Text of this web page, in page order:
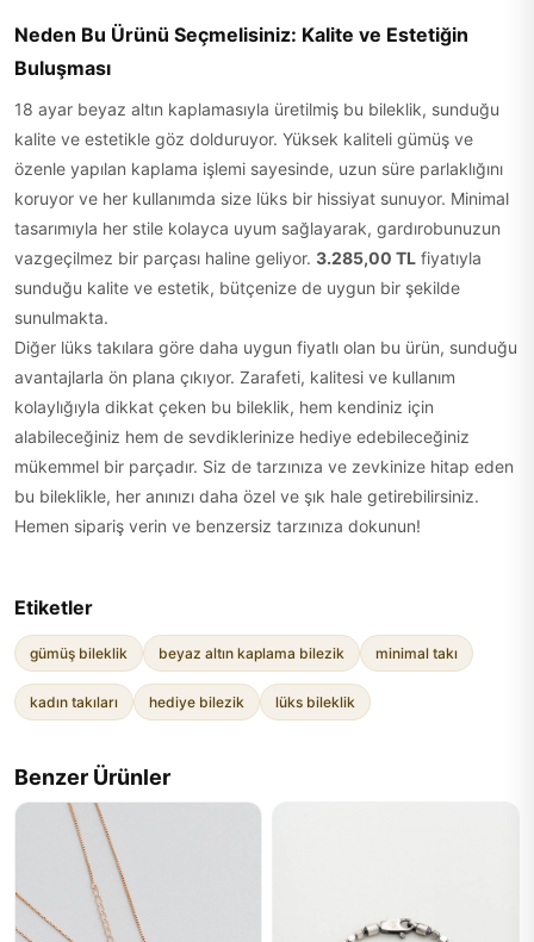
Neden Bu Ürünü Seçmelisiniz: Kalite ve Estetiğin
Buluşması
18 ayar beyaz altın kaplamasıyla üretilmiş bu bileklik, sunduğu
kalite ve estetikle göz dolduruyor. Yüksek kaliteli gümüş ve
özenle yapılan kaplama işlemi sayesinde, uzun süre parlaklığını
koruyor ve her kullanımda size lüks bir hissiyat sunuyor. Minimal
tasarımıyla her stile kolayca uyum sağlayarak, gardırobunuzun
vazgeçilmez bir parçası haline geliyor. 3.285,00 TL fiyatıyla
sunduğu kalite ve estetik, bütçenize de uygun bir şekilde
sunulmakta.
Diğer lüks takılara göre daha uygun fiyatlı olan bu ürün, sunduğu
avantajlarla ön plana çıkıyor. Zarafeti, kalitesi ve kullanım
kolaylığıyla dikkat çeken bu bileklik, hem kendiniz için
alabileceğiniz hem de sevdiklerinize hediye edebileceğiniz
mükemmel bir parçadır. Siz de tarzınıza ve zevkinize hitap eden
bu bileklikle, her anınızı daha özel ve şık hale getirebilirsiniz.
Hemen sipariş verin ve benzersiz tarzınıza dokunun!
Etiketler
gümüş bileklik beyaz altın kaplama bilezik minimal takı
kadın takıları hediye bilezik lüks bileklik
Benzer Ürünler